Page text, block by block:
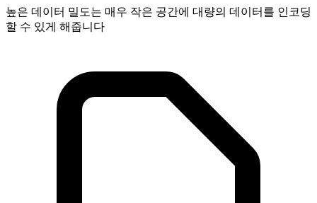
높은 데이터 밀도는 매우 작은 공간에 대량의 데이터를 인코딩
할 수 있게 해줍니다